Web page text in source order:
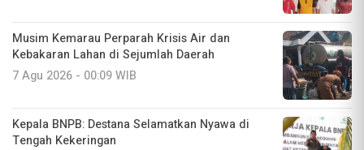
Musim Kemarau Perparah Krisis Air dan
Kebakaran Lahan di Sejumlah Daerah
7 Agu 2026 - 00:09 WIB
Kepala BNPB: Destana Selamatkan Nyawa di
Tengah Kekeringan